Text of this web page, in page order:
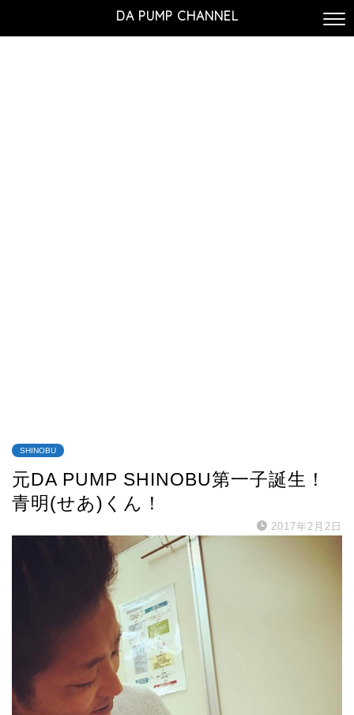
DA PUMP CHANNEL
SHINOBU
元DA PUMP SHINOBU第一子誕生！
青明(せあ)くん！
2017年2月2日